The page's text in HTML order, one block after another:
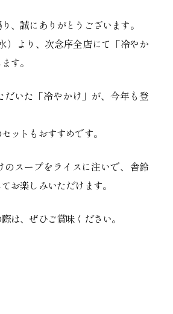
、誠にありがとうございます。
）より、次念序全店にて「冷やか
す。
だいた「冷やかけ」が、今年も登
ットもおすすめです。
のスープをライスに注いで、舎鈴
お楽しみいただけます。
は、ぜひご賞味ください。